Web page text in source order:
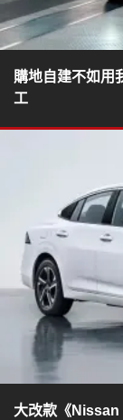
購地自建不如用
工
大改款《Nissan